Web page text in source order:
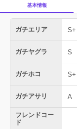
基本情報
ガチエリア S+
ガチヤグラ S
ガチホコ S+
ガチアサリ A
フレンドコー
ド